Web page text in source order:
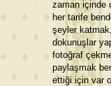
zaman içinde
her tarife
şeyler
dokunuşlar
fotoğraf
paylaşmak
ettiği için var